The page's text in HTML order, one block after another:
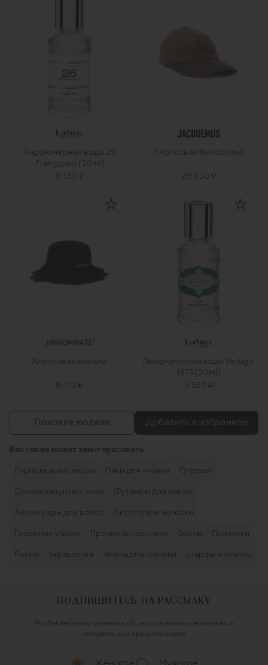
Парфюмерная вода 26
Frangipani (20ml)
9 530 ₽
Хлопковая бейсболка
29 950 ₽
Хлопковая панама
8 410 ₽
Парфюмерная вода Vertigo
1973 (20ml)
9 530 ₽
Похожие модели Добавить в избранное
Вас также может заинтересовать
Горнолыжные маски Очки для чтения Оправы
Солнцезащитные очки Футляры для очков
Аксессуары для волос Аксессуары из кожи
Головные уборы Прочие аксессуары Зонты Перчатки
Ремни Украшения Чехлы для техники Шарфы и платки
ПОДПИШИТЕСЬ НА РАССЫЛКУ
Чтобы первыми узнавать об эксклюзивных новинках и
специальных предложениях